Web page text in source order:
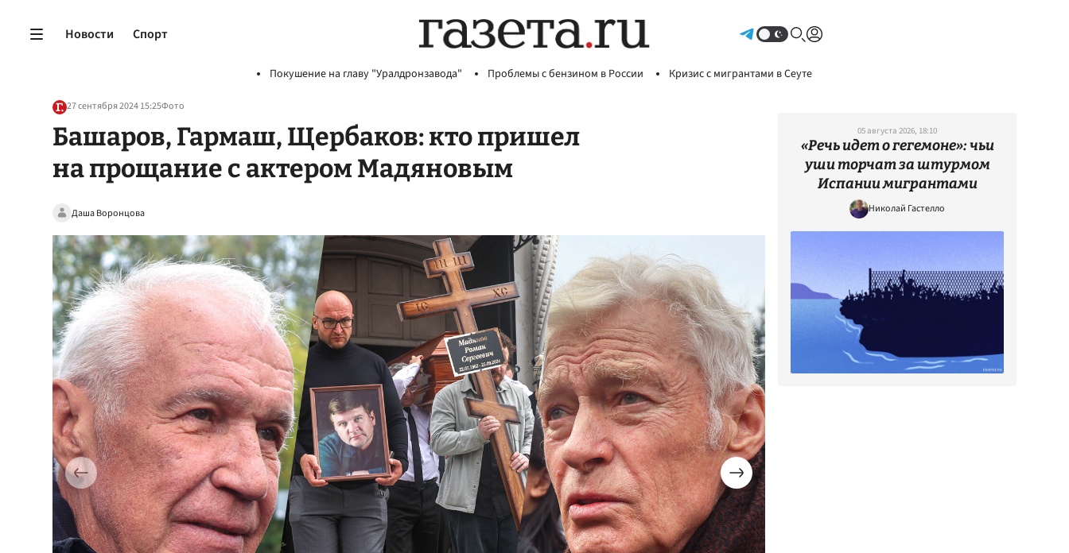
Новости Спорт
Покушение на главу "Уралдронзавода" Проблемы с бензином в России Кризис с мигрантами в Сеуте
27 сентября 2024 15:25Фото
Башаров, Гармаш, Щербаков: кто пришел
на прощание с актером Мадяновым
Даша Воронцова
05 августа 2026, 18:10
«Речь идет о гегемоне»: чьи
уши торчат за штурмом
Испании мигрантами
Николай Гастелло